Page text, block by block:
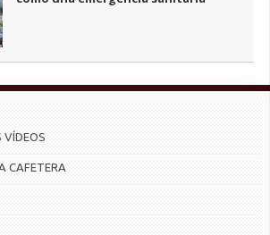
VÍDEOS
CAFETERA